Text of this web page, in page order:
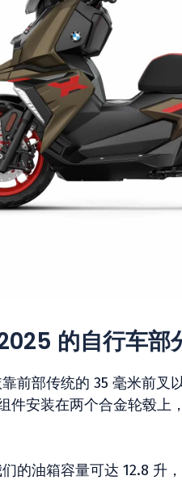
的自行车部
前部传统的 35 毫米前
件安装在两个合金轮毂
的油箱容量可达 12.8 升